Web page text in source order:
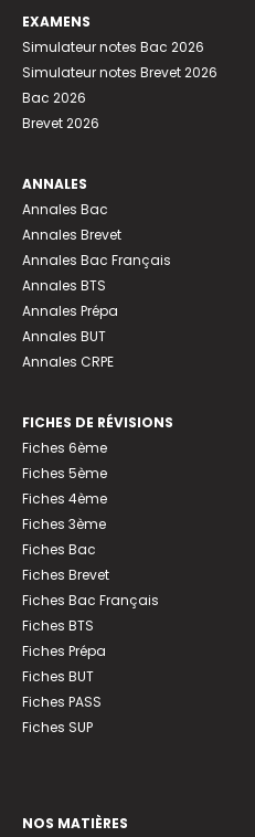
EXAMENS
Simulateur notes Bac 2026
Simulateur notes Brevet 2026
Bac 2026
Brevet 2026
ANNALES
Annales Bac
Annales Brevet
Annales Bac Français
Annales BTS
Annales Prépa
Annales BUT
Annales CRPE
FICHES DE RÉVISIONS
Fiches 6ème
Fiches 5ème
Fiches 4ème
Fiches 3ème
Fiches Bac
Fiches Brevet
Fiches Bac Français
Fiches BTS
Fiches Prépa
Fiches BUT
Fiches PASS
Fiches SUP
NOS MATIÈRES